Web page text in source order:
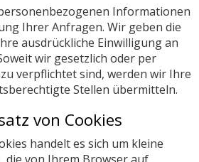
Informationen
Ihrer Anfragen. Wir geben die
ausdrückliche Einwilligung an
wir gesetzlich oder per
verpflichtet sind, werden wir Ihre
Stellen übermitteln.
von Cookies
handelt es sich um kleine